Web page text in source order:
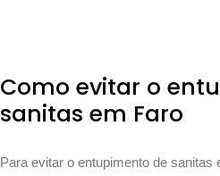
Como evitar o
sanitas em Faro
Para evitar o entupimento de sanitas